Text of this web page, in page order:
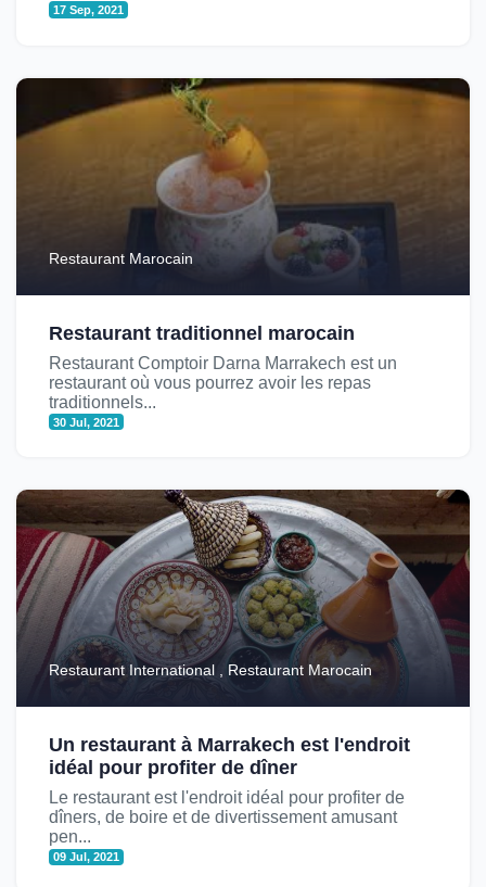
17 Sep, 2021
Restaurant Marocain
Restaurant traditionnel marocain
Restaurant Comptoir Darna Marrakech est un
restaurant où vous pourrez avoir les repas
traditionnels...
30 Jul, 2021
Restaurant International , Restaurant Marocain
Un restaurant à Marrakech est l'endroit
idéal pour profiter de dîner
Le restaurant est l'endroit idéal pour profiter de
dîners, de boire et de divertissement amusant
pen...
09 Jul, 2021